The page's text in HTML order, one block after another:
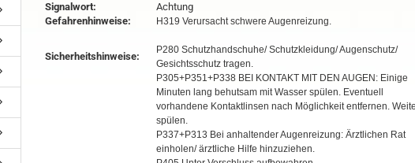
Signalwort:
Achtung
Gefahrenhinweise:
H319 Verursacht schwere Augenreizung.
Sicherheitshinweise:
P280 Schutzhandschuhe/ Schutzkleidung/ Augenschutz/
Gesichtsschutz tragen.
P305+P351+P338 BEI KONTAKT MIT DEN AUGEN: Einige
Minuten lang behutsam mit Wasser spülen. Eventuell
vorhandene Kontaktlinsen nach Möglichkeit entfernen.
spülen.
P337+P313 Bei anhaltender Augenreizung: Ärztlichen Rat
einholen/ ärztliche Hilfe hinzuziehen.